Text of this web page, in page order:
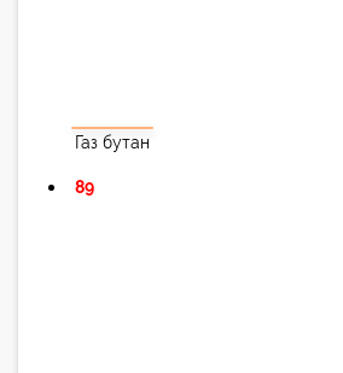
Газ бутан
89